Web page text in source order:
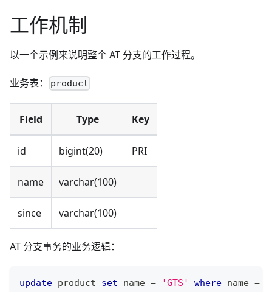
工作机制
以一个示例来说明整个 AT 分支的工作过程。
业务表： product
Field Type Key
id bigint(20) PRI
name varchar(100)
since varchar(100)
AT 分支事务的业务逻辑：
update product set name = 'GTS' where name =